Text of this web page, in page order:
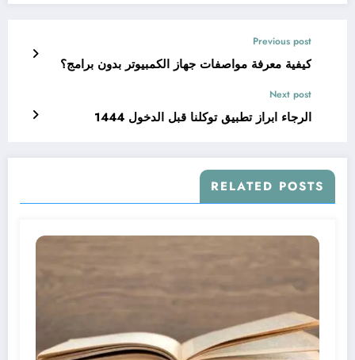
Previous post
كيفية معرفة مواصفات جهاز الكمبيوتر بدون برامج؟
Next post
الرجاء ابراز تطبيق توكلنا قبل الدخول 1444
RELATED POSTS